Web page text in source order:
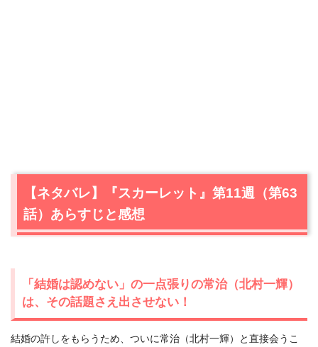
【ネタバレ】『スカーレット』第11週（第63
話）あらすじと感想
「結婚は認めない」の一点張りの常治（北村一輝）
は、その話題さえ出させない！
結婚の許しをもらうため、ついに常治（北村一輝）と直接会うこ